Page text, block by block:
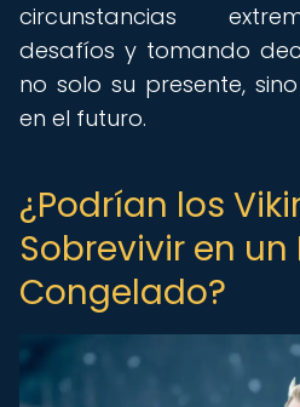
circunstancias
desafíos y tomando
no solo su presente,
en el futuro.
¿Podrían los
Sobrevivir en
Congelado?